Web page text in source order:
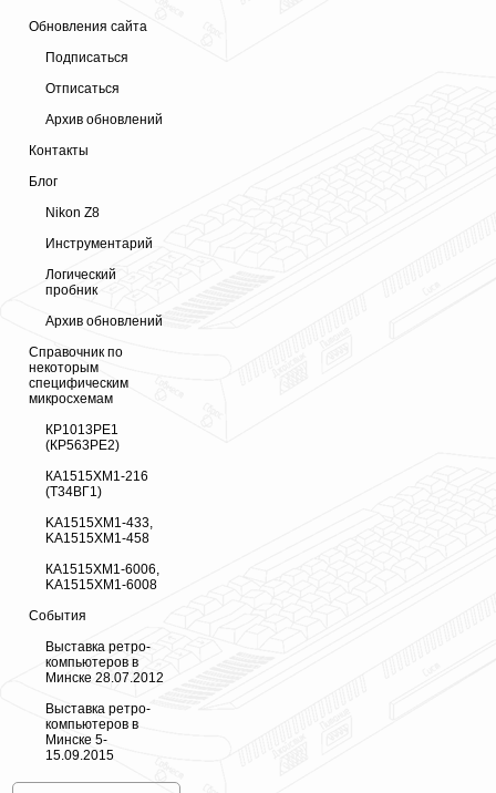
Обновления сайта
Подписаться
Отписаться
Архив обновлений
Контакты
Блог
Nikon Z8
Инструментарий
Логический
пробник
Архив обновлений
Справочник по
некоторым
специфическим
микросхемам
КР1013РЕ1
(КР563РЕ2)
КА1515ХМ1-216
(Т34ВГ1)
KA1515XM1-433,
KA1515XM1-458
КА1515ХМ1-6006,
KA1515XM1-6008
События
Выставка ретро-
компьютеров в
Минске 28.07.2012
Выставка ретро-
компьютеров в
Минске 5-
15.09.2015